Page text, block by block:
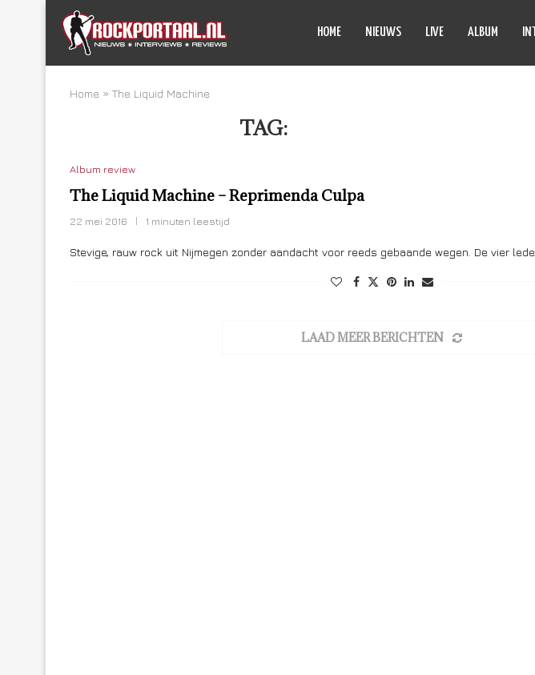
HOME NIEUWS LIVE ALBUM
Home » The Liquid Machine
TAG:
Album review
The Liquid Machine – Reprimenda Culpa
22 mei 2016 1 minuten leestijd
Stevige, rauw rock uit Nijmegen zonder aandacht voor reeds gebaande wegen. De vier
LAAD MEER BERICHTEN